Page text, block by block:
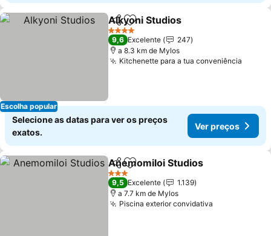
Escolha popular
PartilharAdicionar aos favoritos
Alkyoni Studios
4 Estrelas
9,6 Excelente
247
a 8.3 km de Mylos
Kitchenette para a tua conveniência
Selecione as datas para ver os preços
exatos.
Ver preços
PartilharAdicionar aos favoritos
Anemomiloi Studios
3 Estrelas
9,5 Excelente
1.139
a 7.7 km de Mylos
Piscina exterior convidativa